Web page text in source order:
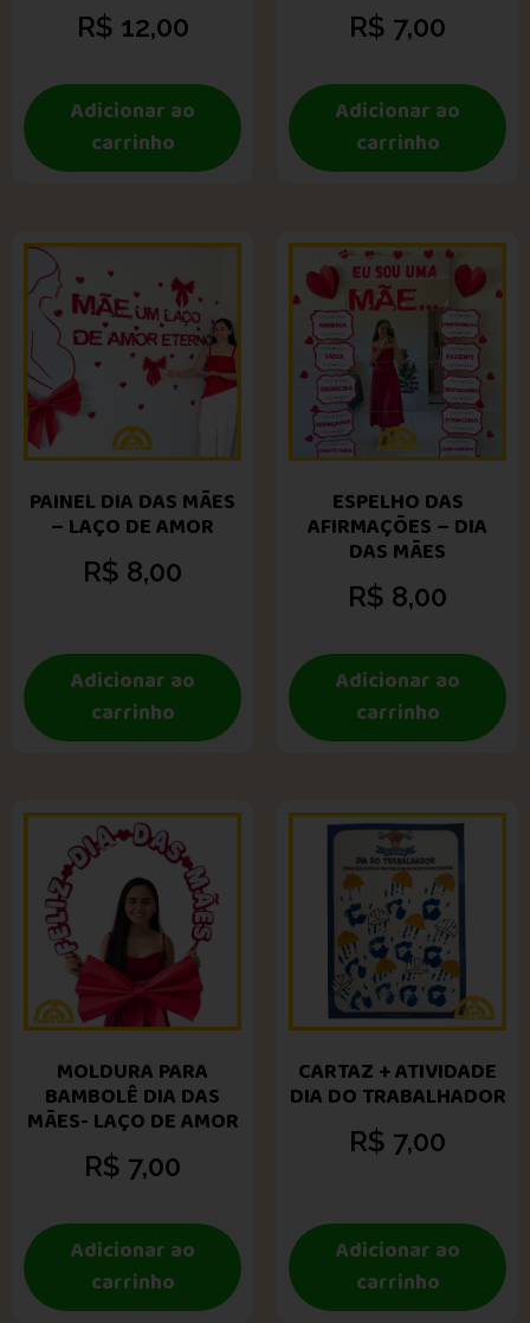
R$ 12,00
Adicionar ao
carrinho
R$ 7,00
Adicionar ao
carrinho
PAINEL DIA DAS MÃES
– LAÇO DE AMOR
R$ 8,00
Adicionar ao
carrinho
ESPELHO DAS
AFIRMAÇÕES – DIA
DAS MÃES
R$ 8,00
Adicionar ao
carrinho
MOLDURA PARA
BAMBOLÊ DIA DAS
MÃES- LAÇO DE AMOR
R$ 7,00
Adicionar ao
carrinho
CARTAZ + ATIVIDADE
DIA DO TRABALHADOR
R$ 7,00
Adicionar ao
carrinho